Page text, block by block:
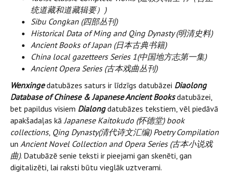
统道藏和道藏辑要） )
Sibu Congkan (四部丛刊)
Historical Data of Ming and Qing Dynasty (明清史料)
Ancient Books of Japan (日本古典书籍)
China local gazetteers Series 1(中国地方志第一集)
Ancient Opera Series (古本戏曲丛刊)
Wenxingedatubāzes saturs ir līdzīgs datubāzei Diaolong
Database of Chinese & Japanese Ancient Booksdatubāzei,
bet papildus visiem Dialongdatubāzes tekstiem, vēl piedāvā
apakšadaļas kā Japanese Kaitokudo (怀德堂) book
collections, Qing Dynasty(清代诗文汇编) Poetry Compilation
un Ancient Novel Collection and Opera Series (古本小说戏
曲). Datubāzē senie teksti ir pieejami gan skenēti, gan
digitalizēti, lai raksti būtu vieglāk uztverami.